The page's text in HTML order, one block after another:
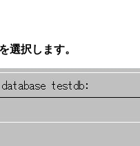
択します。